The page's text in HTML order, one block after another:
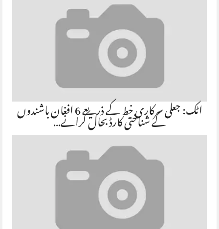
اٹک: جعلی سرکاری خط کے ذریعے 6 افغان باشندوںکے شناختی کارڈ بحال کرانے…